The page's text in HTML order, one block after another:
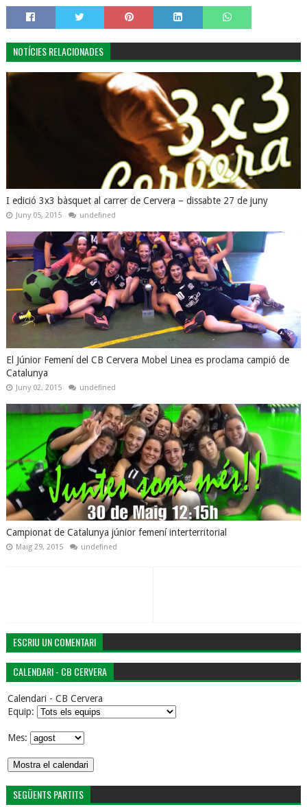
NOTÍCIES RELACIONADES
I edició 3x3 bàsquet al carrer de Cervera – dissabte 27 de juny
Juny 05, 2015 undefined
El Júnior Femení del CB Cervera Mobel Linea es proclama campió de
Catalunya
Juny 02, 2015 undefined
Campionat de Catalunya júnior femení interterritorial
Maig 29, 2015 undefined
ESCRIU UN COMENTARI
CALENDARI - CB CERVERA
Calendari - CB Cervera
Equip:
Mes:
SEGÜENTS PARTITS